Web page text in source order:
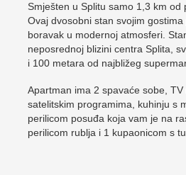
Smješten u Splitu samo 1,3 km od
Ovaj dvosobni stan svojim
boravak u modernoj atmosferi.
neposrednoj blizini centra Splita,
i 100 metara od najbližeg
Apartman ima 2 spavaće sobe,
satelitskim programima, kuhinju s
perilicom posuđa koja vam je na
perilicom rublja i 1 kupaonicom s